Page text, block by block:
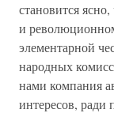
становится
и
элементарной
народных
нами компания
интересов, ради